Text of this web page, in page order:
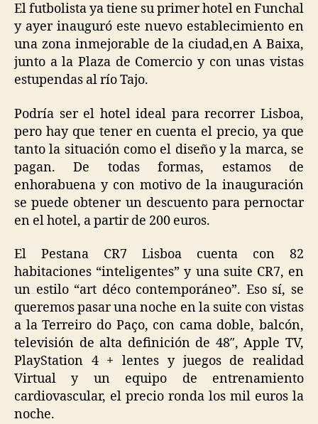
El futbolista ya tiene su primer hotel en Funchal
y ayer inauguró este nuevo establecimiento en
una zona inmejorable de la ciudad,en A Baixa,
junto a la Plaza de Comercio y con unas vistas
estupendas al río Tajo.
Podría ser el hotel ideal para recorrer Lisboa,
pero hay que tener en cuenta el precio, ya que
tanto la situación como el diseño y la marca, se
pagan. De todas formas, estamos de
enhorabuena y con motivo de la inauguración
se puede obtener un descuento para pernoctar
en el hotel, a partir de 200 euros.
El Pestana CR7 Lisboa cuenta con 82
habitaciones “inteligentes” y una suite CR7, en
un estilo “art déco contemporáneo”. Eso sí, se
queremos pasar una noche en la suite con vistas
a la Terreiro do Paço, con cama doble, balcón,
televisión de alta definición de 48″, Apple TV,
PlayStation 4 + lentes y juegos de realidad
Virtual y un equipo de entrenamiento
cardiovascular, el precio ronda los mil euros la
noche.